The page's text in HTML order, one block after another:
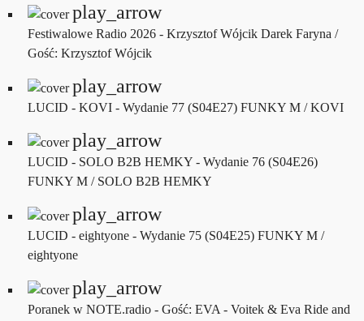
play_arrow
Festiwalowe Radio 2026 - Krzysztof Wójcik Darek Faryna /
Gość: Krzysztof Wójcik
play_arrow
LUCID - KOVI - Wydanie 77 (S04E27) FUNKY M / KOVI
play_arrow
LUCID - SOLO B2B HEMKY - Wydanie 76 (S04E26)
FUNKY M / SOLO B2B HEMKY
play_arrow
LUCID - eightyone - Wydanie 75 (S04E25) FUNKY M /
eightyone
play_arrow
Poranek w NOTE.radio - Gość: EVA - Voitek & Eva Ride and